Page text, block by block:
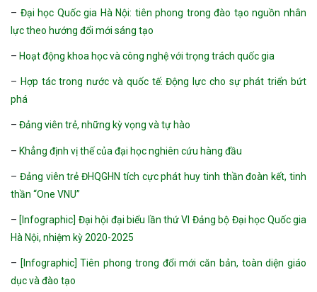
– Đại học Quốc gia Hà Nội: tiên phong trong đào tạo nguồn nhân
lực theo hướng đổi mới sáng tạo
– Hoạt động khoa học và công nghệ với trọng trách quốc gia
– Hợp tác trong nước và quốc tế: Động lực cho sự phát triển bứt
phá
– Đảng viên trẻ, những kỳ vọng và tự hào
– Khẳng định vị thế của đại học nghiên cứu hàng đầu
– Đảng viên trẻ ĐHQGHN tích cực phát huy tinh thần đoàn kết, tinh
thần “One VNU”
– [Infographic] Đại hội đại biểu lần thứ VI Đảng bộ Đại học Quốc gia
Hà Nội, nhiệm kỳ 2020-2025
– [Infographic] Tiên phong trong đổi mới căn bản, toàn diện giáo
dục và đào tạo